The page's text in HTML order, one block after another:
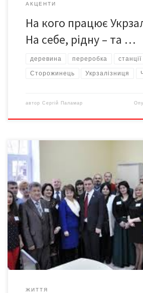
АКЦЕНТИ
На кого працює
На себе, рідну – та …
деревина переробка станції
Сторожинець Укрзалізниця
автор Сергій Паламар
А відтак перетворили її на
(первинної медико-санітарної допомоги)
зусиллям громади та органів влади усіх
здоров’я нашого краю збагатилася ще
лікарським закладом, який
Кіцманські медики вдячні будівельникам,
виконали ремонтно-оздоблювальні
медпрацівники надаватимуть послуги […]
ЖИТТЯ